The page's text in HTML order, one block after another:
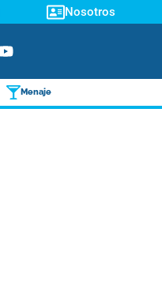
Nosotros
Menaje